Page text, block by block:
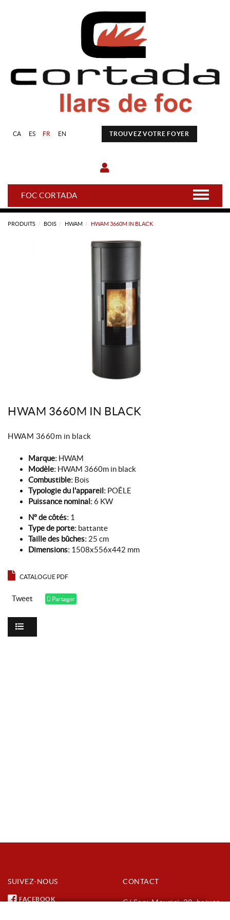
CA ES FR EN TROUVEZ VOTRE FOYER
FOC CORTADA
PRODUITS BOIS HWAM HWAM 3660M IN BLACK
HWAM 3660M IN BLACK
HWAM 3660m in black
Marque: HWAM
Modèle: HWAM 3660m in black
Combustible: Bois
Typologie du l'appareil: POÊLE
Puissance nominal:6 KW
Nº de côtés: 1
Type de porte: battante
Taille des bûches: 25 cm
Dimensions: 1508x556x442 mm
CATALOGUE PDF
Tweet Partager
SUIVEZ-NOUS
FACEBOOK
CONTACT
C/ Sant Maurici, 28, baixos